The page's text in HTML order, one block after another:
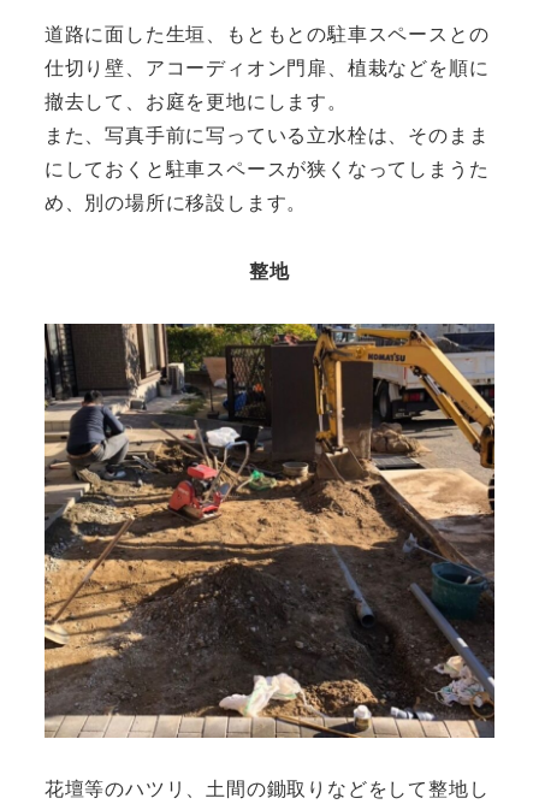
道路に面した生垣、もともとの駐車スペースとの
仕切り壁、アコーディオン門扉、植栽などを順に
撤去して、お庭を更地にします。
また、写真手前に写っている立水栓は、そのまま
にしておくと駐車スペースが狭くなってしまうた
め、別の場所に移設します。
整地
花壇等のハツリ、土間の鋤取りなどをして整地し